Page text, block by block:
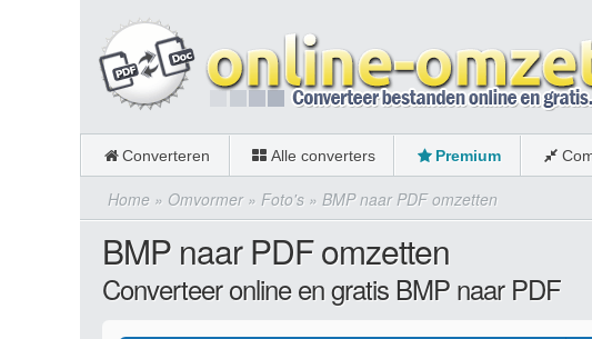
Converteren Alle converters Premium
Home » Omvormer» Foto's » BMP naar PDF omzetten
BMP naar PDF omzetten
Converteer online en gratis BMP naar PDF